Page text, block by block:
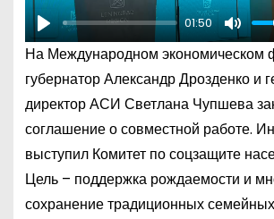
P
a
y
01:50
M
t
e
a
y
На Международном экономическом
губернатор Александр Дрозденко и
директор АСИ Светлана Чупшева
соглашение о совместной работе.
выступил Комитет по соцзащите
Цель – поддержка рождаемости и
сохранение традиционных